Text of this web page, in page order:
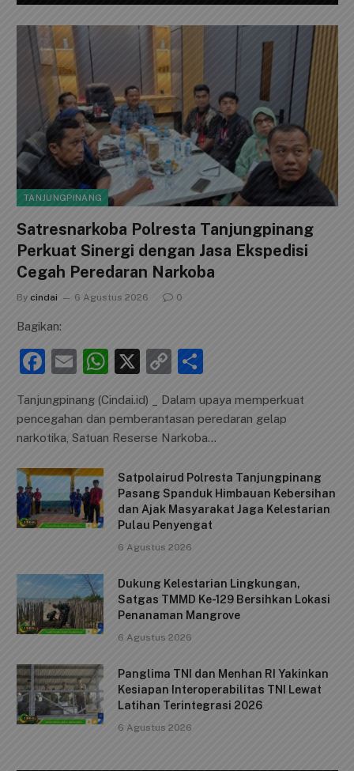
TANJUNGPINANG
Satresnarkoba Polresta Tanjungpinang
Perkuat Sinergi dengan Jasa Ekspedisi
Cegah Peredaran Narkoba
By cindai 6 Agustus 2026 0
Bagikan:
F
c
e
b
o
o
k
E
ai
l
W
at
s
p
p
X
C
p
y
n
k
ar
e
Tanjungpinang (Cindai.id) _ Dalam upaya memperkuat
pencegahan dan pemberantasan peredaran gelap
narkotika, Satuan Reserse Narkoba…
Satpolairud Polresta Tanjungpinang
Pasang Spanduk Himbauan Kebersihan
dan Ajak Masyarakat Jaga Kelestarian
Pulau Penyengat
6 Agustus 2026
Dukung Kelestarian Lingkungan,
Satgas TMMD Ke-129 Bersihkan Lokasi
Penanaman Mangrove
6 Agustus 2026
Panglima TNI dan Menhan RI Yakinkan
Kesiapan Interoperabilitas TNI Lewat
Latihan Terintegrasi 2026
6 Agustus 2026